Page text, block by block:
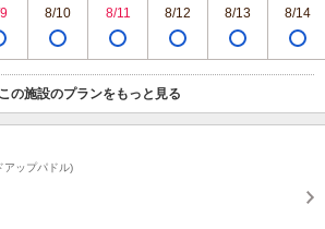
8/10 8/11 8/12 8/13 8/14
この施設のプランをもっと見る
アップパドル)